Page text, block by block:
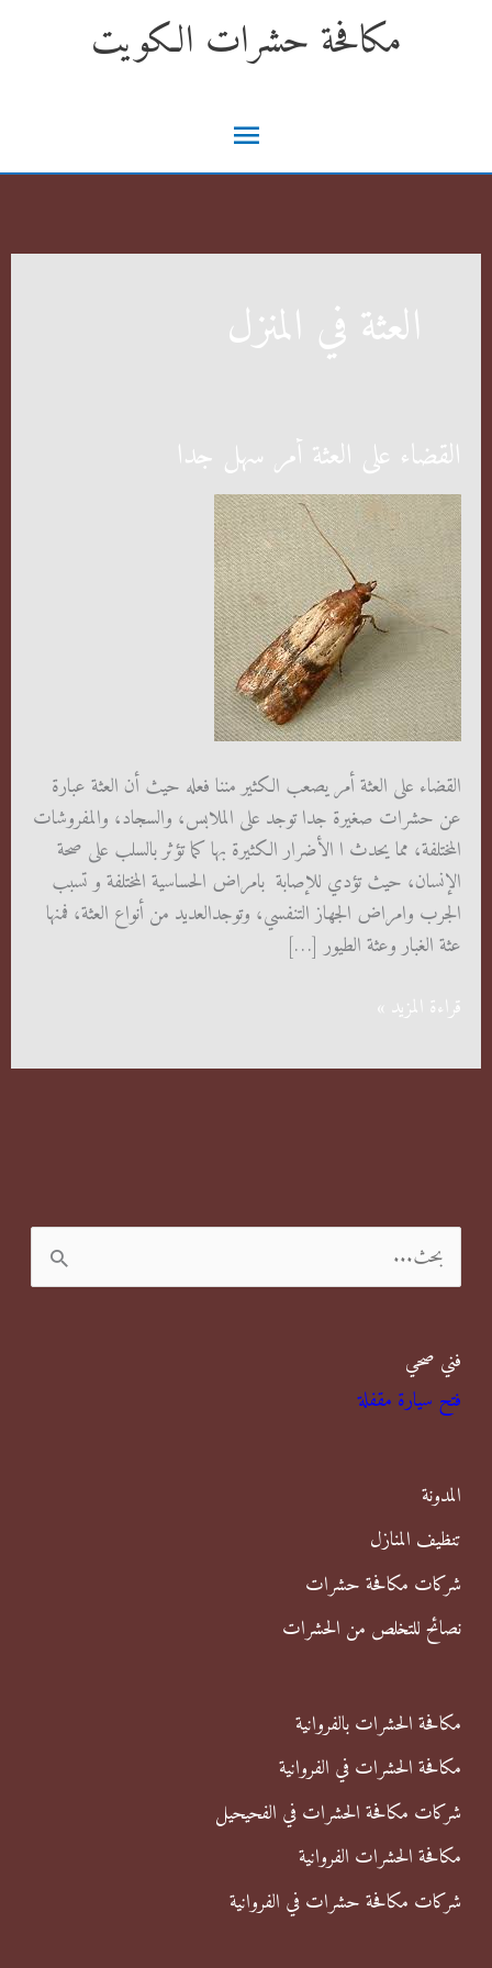
مكافحة حشرات الكويت
القائمة
الرئيسية
العثة في المنزل
القضاء على العثة أمر سهل جدا
القضاء على العثة أمر يصعب الكثير مننا فعله حيث أن العثة عبارة
عن حشرات صغيرة جدا توجد على الملابس، والسجاد، والمفروشات
المختلفة، مما يحدث ا الأضرار الكثيرة بها كما تؤثر بالسلب على صحة
الإنسان، حيث تؤدي للإصابة بامراض الحساسية المختلفة و تسبب
الجرب وامراض الجهاز التنفسي، وتوجدالعديد من أنواع العثة، فمنها
عثة الغبار وعثة الطيور […]
القضاء
العثة
قراءة المزيد »
ل
ح
ث
ن
فني صحي
فتح سيارة مقفلة
المدونة
تنظيف المنازل
شركات مكافحة حشرات
نصائح للتخلص من الحشرات
مكافحة الحشرات بالفروانية
مكافحة الحشرات في الفروانية
شركات مكافحة الحشرات في الفحيحيل
مكافحة الحشرات الفروانية
شركات مكافحة حشرات في الفروانية